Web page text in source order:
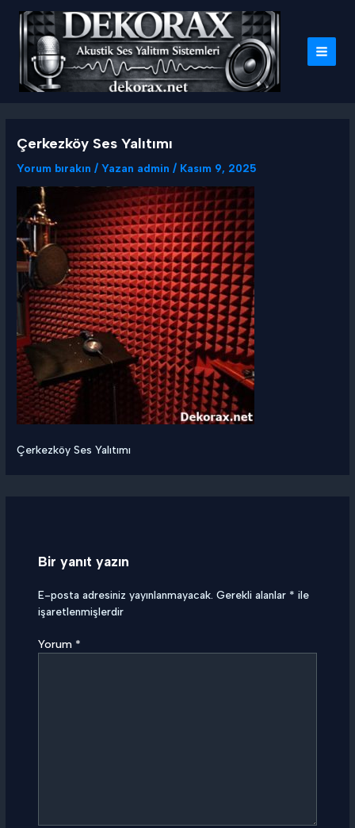
Çerkezköy Ses Yalıtımı
Yorum bırakın / Yazan admin/ Kasım 9, 2025
Çerkezköy Ses Yalıtımı
Bir yanıt yazın
E-posta adresiniz yayınlanmayacak. Gerekli alanlar * ile
işaretlenmişlerdir
Yorum *